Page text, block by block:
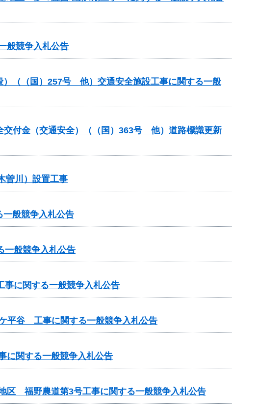
般競争入札公告
（（国）257号 他）交通安全施設工事に関する一般
付金（交通安全）（（国）363号 他）道路標識更新
曽川）設置工事
一般競争入札公告
一般競争入札公告
に関する一般競争入札公告
平谷 工事に関する一般競争入札公告
に関する一般競争入札公告
区 福野農道第3号工事に関する一般競争入札公告